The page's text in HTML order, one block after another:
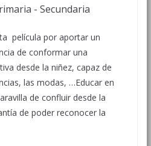
película por aportar un
de conformar una
desde la niñez, capaz de
las modas, …Educar en
de confluir desde la
de poder reconocer la